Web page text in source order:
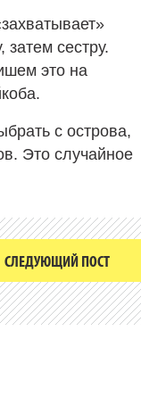
сестру.
это на
с острова,
Это случайное
СЛЕДУЮЩИЙ ПОСТ